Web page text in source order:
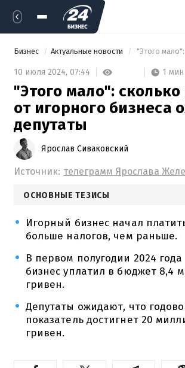
Бизнес Актуальные новости
10 июля 2024, 07:44 1 мин
"Этого мало": сколько
от игорного бизнеса
депутаты
Ярослав Сиваковский
Источник: телеграмм Ярослава
ОСНОВНЫЕ ТЕЗИСЫ
Игорный бизнес начал
больше налогов, чем раньше.
В первом полугодии 2024
бизнес уплатил в бюджет 8,4
гривен.
Депутаты ожидают, что
показатель достигнет 20
гривен.